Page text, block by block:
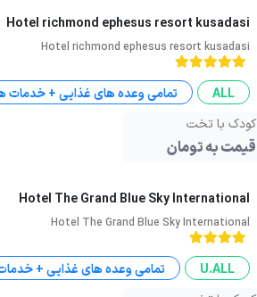
Hotel richmond ephesus resort kusadasi
Hotel richmond ephesus resort kusadasi
ALL
تمامی وعده های غذایی +
کودک با تخت
قیمت به تومان
Hotel The Grand Blue Sky International
Hotel The Grand Blue Sky International
U.ALL
تمامی وعده های غذایی +